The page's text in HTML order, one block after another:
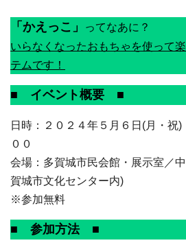
「かえっこ」
ってなあに？
いらなくなったおもちゃを使って
テムです！
■ イベント概要 ■
日時：２０２４年５月６日(月・祝
００
会場：多賀城市民会館・展示室／
賀城市文化センター内)
※参加無料
■ 参加方法 ■